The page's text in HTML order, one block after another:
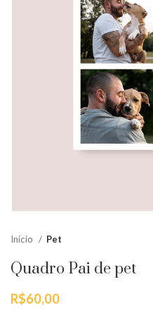
Início Pet
Quadro Pai de pet
R$60,00